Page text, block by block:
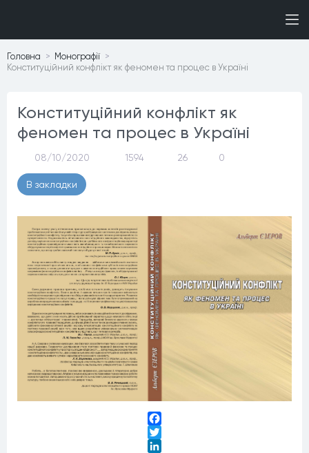
Головна
Монографiї
Конституційний конфлікт як феномен та процес в Україні
Конституційний конфлікт як
феномен та процес в Україні
08/10/2020 1594 26 0
В закладки
Facebook
Twitter